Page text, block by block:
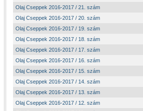
Olaj Cseppek 2016-2017 / 21. szám
Olaj Cseppek 2016-2017 / 20. szám
Olaj Cseppek 2016-2017 / 19. szám
Olaj Cseppek 2016-2017 / 18. szám
Olaj Cseppek 2016-2017 / 17. szám
Olaj Cseppek 2016-2017 / 16. szám
Olaj Cseppek 2016-2017 / 15. szám
Olaj Cseppek 2016-2017 / 14. szám
Olaj Cseppek 2016-2017 / 13. szám
Olaj Cseppek 2016-2017 / 12. szám